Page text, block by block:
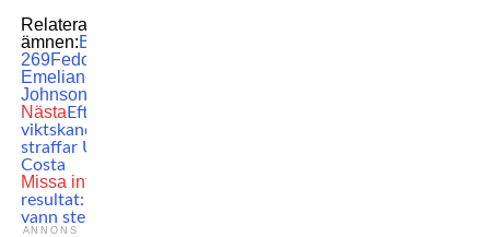
Relaterade
ämnen:Bellator
269Fedor
Emelianenko
Johnson
Nästa Efter
viktskandalen: Så här
straffar UFC Paulo
Costa
Missa inte
resultat: Marvin Vettori
vann stenhårda kriget
ANNONS